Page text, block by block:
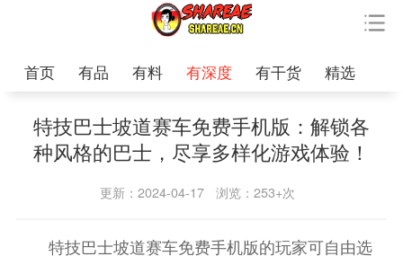
首页 有品 有料 有深度 有干货 精选
特技巴士坡道赛车免费手机版：解锁各
种风格的巴士，尽享多样化游戏体验！
更新：2024-04-17 浏览：253+次
特技巴士坡道赛车免费手机版的玩家可自由选